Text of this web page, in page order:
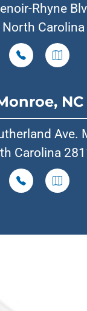
Rhyne
North
NC
Ave.
Carolina